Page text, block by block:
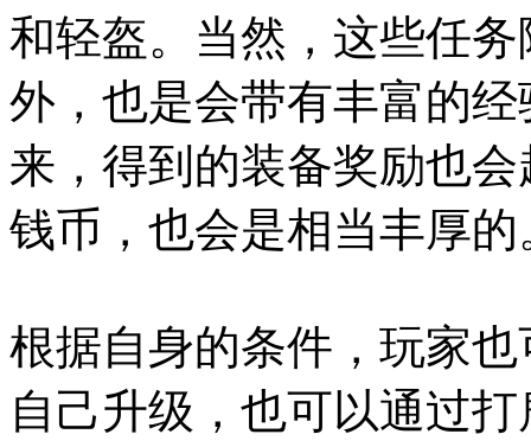
和轻盔。当然，这些任
外，也是会带有丰富的
来，得到的装备奖励也
钱币，也会是相当丰厚的
根据自身的条件，玩家
自己升级，也可以通过